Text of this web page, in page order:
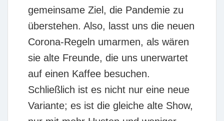
gemeinsame Ziel, die Pandemie zu
überstehen. Also, lasst uns die neuen
Corona-Regeln umarmen, als wären
sie alte Freunde, die uns unerwartet
auf einen Kaffee besuchen.
Schließlich ist es nicht nur eine neue
Variante; es ist die gleiche alte Show,